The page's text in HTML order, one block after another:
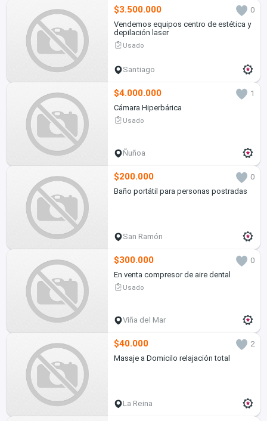
$3.500.000
0
Vendemos equipos centro de estética y
depilación laser
Usado
Santiago
$4.000.000
1
Cámara Hiperbárica
Usado
Ñuñoa
$200.000
0
Baño portátil para personas postradas
San Ramón
$300.000
0
En venta compresor de aire dental
Usado
Viña del Mar
$40.000
2
Masaje a Domicilo relajación total
La Reina